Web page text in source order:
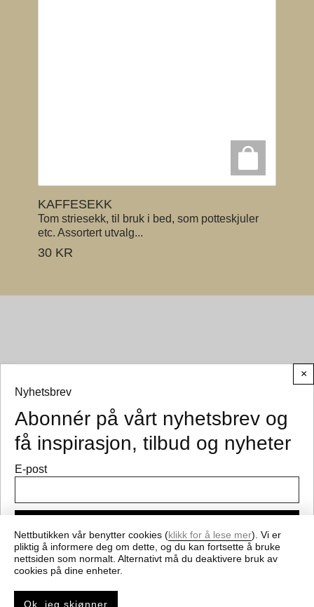
KAFFESEKK
Tom striesekk, til bruk i bed, som potteskjuler
etc. Assortert utvalg...
30 KR
© CEMO 2026
×
Nyhetsbrev
Abonnér på vårt nyhetsbrev og
få inspirasjon, tilbud og nyheter
E-post
Få nyheter og gode tilbud fra cemo.no
Nettbutikken vår benytter cookies (klikk for å lese mer). Vi er
pliktig å informere deg om dette, og du kan fortsette å bruke
nettsiden som normalt. Alternativt må du deaktivere bruk av
cookies på dine enheter.
Ok, jeg skjønner